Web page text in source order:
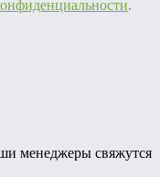
.
менеджеры свяжутся